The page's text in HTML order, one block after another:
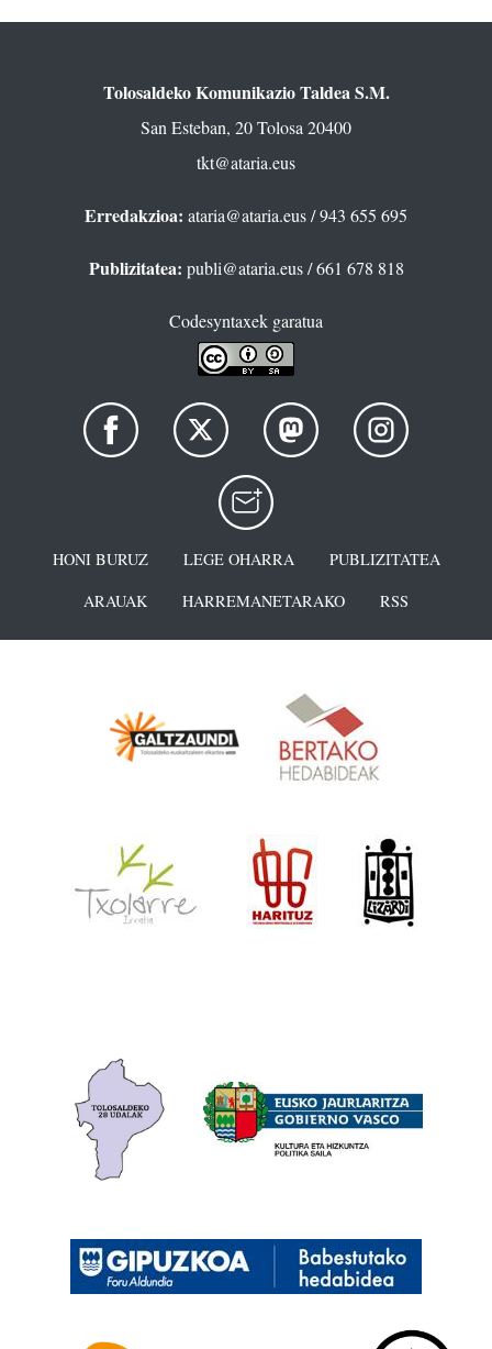
Tolosaldeko Komunikazio Taldea S.M.
San Esteban, 20 Tolosa 20400
tkt@ataria.eus
Erredakzioa: ataria@ataria.eus/ 943 655 695
Publizitatea: publi@ataria.eus/ 661 678 818
Codesyntaxek garatua
HONI BURUZ LEGE OHARRA
PUBLIZITATEA
ARAUAK
HARREMANETARAKO RSS